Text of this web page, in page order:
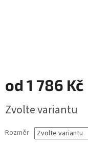
od 1 786 Kč
cena:
Zvolte variantu
Rozměr